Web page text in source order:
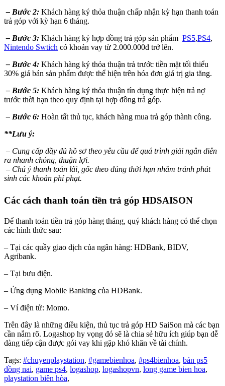
– Bước 2: Khách hàng ký thỏa thuận chấp nhận kỳ hạn thanh toán
trả góp với kỳ hạn 6 tháng.
– Bước 3: Khách hàng ký hợp đồng trả góp sản phẩm PS5,PS4,
Nintendo Swtich có khoản vay từ 2.000.000đ trở lên.
– Bước 4: Khách hàng ký thỏa thuận trả trước tiền mặt tối thiểu
30% giá bán sản phẩm được thể hiện trên hóa đơn giá trị gia tăng.
– Bước 5: Khách hàng ký thỏa thuận tín dụng thực hiện trả nợ
trước thời hạn theo quy định tại hợp đồng trả góp.
– Bước 6: Hoàn tất thủ tục, khách hàng mua trả góp thành công.
**Lưu ý:
– Cung cấp đầy đủ hồ sơ theo yêu cầu để quá trình giải ngân diễn
ra nhanh chóng, thuận lợi.
– Chú ý thanh toán lãi, gốc theo đúng thời hạn nhằm tránh phát
sinh các khoản phí phạt.
Các cách thanh toán tiền trả góp HDSAISON
Để thanh toán tiền trả góp hàng tháng, quý khách hàng có thể chọn
các hình thức sau:
– Tại các quầy giao dịch của ngân hàng: HDBank, BIDV,
Agribank.
– Tại bưu điện.
– Ứng dụng Mobile Banking của HDBank.
– Ví điện tử: Momo.
Trên đây là những điều kiện, thủ tục trả góp HD SaiSon mà các bạn
cần nắm rõ. Logashop hy vọng đó sẽ là chia sẻ hữu ích giúp bạn dễ
dàng tiếp cận được gói vay khi gặp khó khăn về tài chính.
Tags: #chuyenplaystation, #gamebienhoa, #ps4bienhoa, bán ps5
đồng nai, game ps4, logashop, logashopvn, long game bien hoa,
playstation biên hòa,